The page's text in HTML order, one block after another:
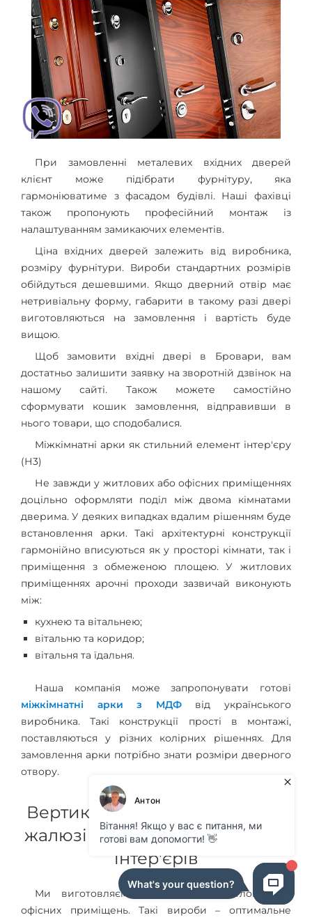
При замовленні металевих вхідних дверей
клієнт може підібрати фурнітуру, яка
гармоніюватиме з фасадом будівлі. Наші фахівці
також пропонують професійний монтаж із
налаштуванням замикаючих елементів.
Ціна вхідних дверей залежить від виробника,
розміру фурнітури. Вироби стандартних розмірів
обійдуться дешевшими. Якщо дверний отвір має
нетривіальну форму, габарити в такому разі двері
виготовляються на замовлення і вартість буде
вищою.
Щоб замовити вхідні двері в Бровари, вам
достатньо залишити заявку на зворотній дзвінок на
нашому сайті. Також можете самостійно
сформувати кошик замовлення, відправивши в
нього товари, що сподобалися.
Міжкімнатні арки як стильний елемент інтер'єру
(Н3)
Не завжди у житлових або офісних приміщеннях
доцільно оформляти поділ між двома кімнатами
дверима. У деяких випадках вдалим рішенням буде
встановлення арки. Такі архітектурні конструкції
гармонійно вписуються як у просторі кімнати, так і
приміщення з обмеженою площею. У житлових
приміщеннях арочні проходи зазвичай виконують
між:
кухнею та вітальнею;
вітальню та коридор;
вітальня та їдальня.
Наша компанія може запропонувати готові
міжкімнатні арки з МДФвід українського
виробника. Такі конструкції прості в монтажі,
поставляються у різних колірних рішеннях. Для
замовлення арки потрібно знати розміри дверного
отвору.
Вертикальні та горизонтальні
жалюзі – сучасне рішення для
інтер'єрів
Ми виготовляємо жалюзі для житлових та
офісних приміщень. Такі вироби – оптимальне